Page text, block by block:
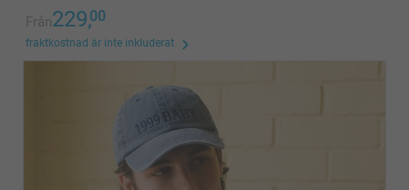
Från229,00
fraktkostnad är inte inkluderat